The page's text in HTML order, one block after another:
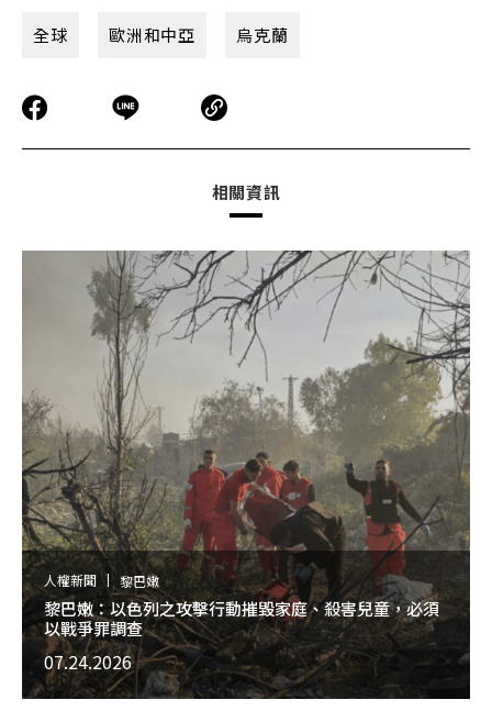
全球 歐洲和中亞 烏克蘭
相關資訊
人權新聞 黎巴嫩
黎巴嫩：以色列之攻擊行動摧毀家庭、殺害兒童，必須
以戰爭罪調查
07.24.2026